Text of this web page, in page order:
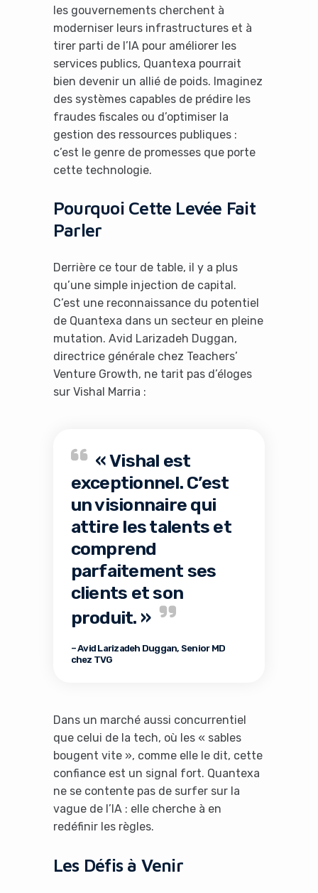
les gouvernements cherchent à
moderniser leurs infrastructures et à
tirer parti de l’IA pour améliorer les
services publics, Quantexa pourrait
bien devenir un allié de poids. Imaginez
des systèmes capables de prédire les
fraudes fiscales ou d’optimiser la
gestion des ressources publiques :
c’est le genre de promesses que porte
cette technologie.
Pourquoi Cette Levée Fait
Parler
Derrière ce tour de table, il y a plus
qu’une simple injection de capital.
C’est une reconnaissance du potentiel
de Quantexa dans un secteur en pleine
mutation. Avid Larizadeh Duggan,
directrice générale chez Teachers’
Venture Growth, ne tarit pas d’éloges
sur Vishal Marria :
« Vishal est
exceptionnel. C’est
un visionnaire qui
attire les talents et
comprend
parfaitement ses
clients et son
produit. »
– Avid Larizadeh Duggan, Senior MD
chez TVG
Dans un marché aussi concurrentiel
que celui de la tech, où les « sables
bougent vite », comme elle le dit, cette
confiance est un signal fort. Quantexa
ne se contente pas de surfer sur la
vague de l’IA : elle cherche à en
redéfinir les règles.
Les Défis à Venir
It looks like you're
using an ad-blocker!